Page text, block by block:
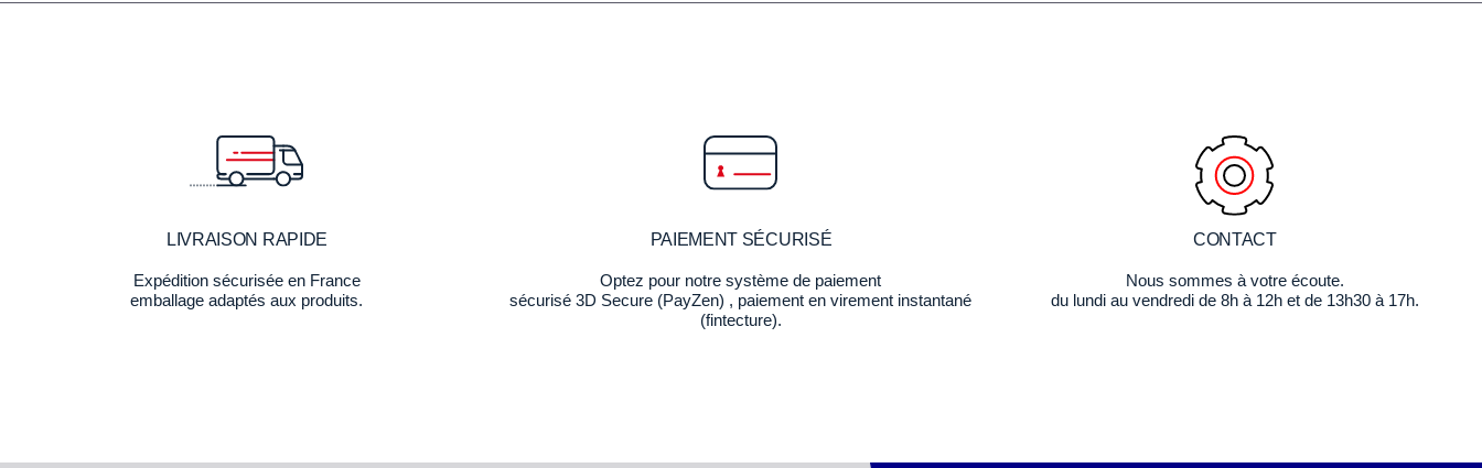
LIVRAISON RAPIDE
Expédition sécurisée en France
emballage adaptés aux produits.
PAIEMENT SÉCURISÉ
Optez pour notre système de paiement
sécurisé 3D Secure (PayZen) , paiement en virement instantané
(fintecture).
CONTACT
Nous sommes à votre écoute.
du lundi au vendredi de 8h à 12h et de 13h30 à 17h.